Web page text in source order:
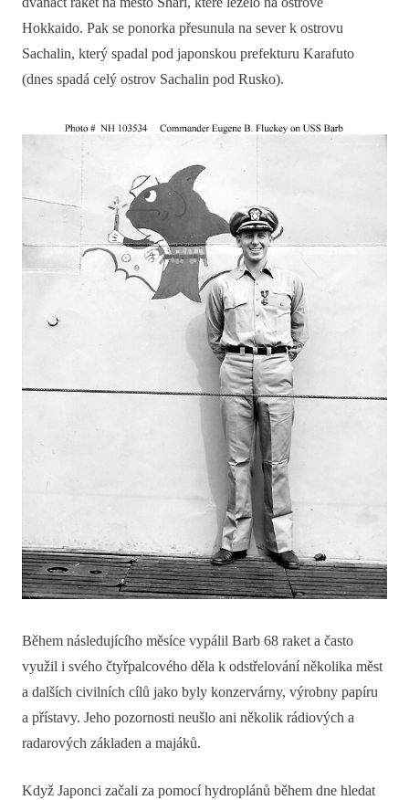
Hokkaido. Pak se ponorka přesunula na sever k ostrovu
Sachalin, který spadal pod japonskou prefekturu Karafuto
(dnes spadá celý ostrov Sachalin pod Rusko).
Během následujícího měsíce vypálil Barb 68 raket a často
využil i svého čtyřpalcového děla k odstřelování několika měst
a dalších civilních cílů jako byly konzervárny, výrobny papíru
a přístavy. Jeho pozornosti neušlo ani několik rádiových a
radarových základen a majáků.
Když Japonci začali za pomocí hydroplánů během dne hledat